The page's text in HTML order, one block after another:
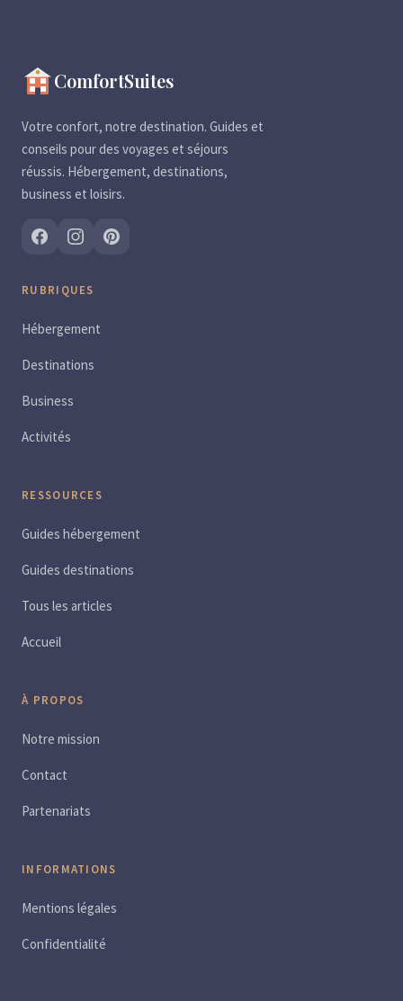
ComfortSuites
Votre confort, notre destination. Guides et
conseils pour des voyages et séjours
réussis. Hébergement, destinations,
business et loisirs.
RUBRIQUES
Hébergement
Destinations
Business
Activités
RESSOURCES
Guides hébergement
Guides destinations
Tous les articles
Accueil
À PROPOS
Notre mission
Contact
Partenariats
INFORMATIONS
Mentions légales
Confidentialité